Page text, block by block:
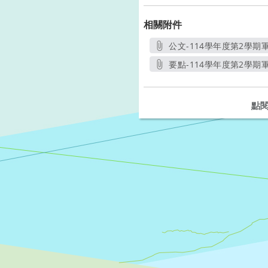
相關附件
公文-114學年度第2學期
要點-114學年度第2學期
點